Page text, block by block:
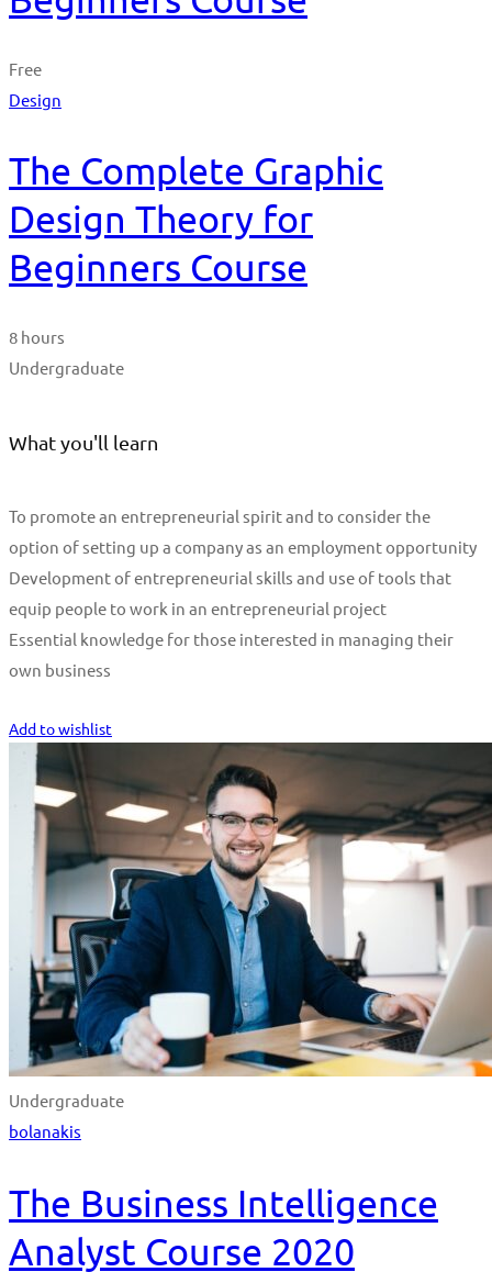
Free
Design
The Complete Graphic
Design Theory for
Beginners Course
8 hours
Undergraduate
What you'll learn
To promote an entrepreneurial spirit and to consider the
option of setting up a company as an employment opportunity
Development of entrepreneurial skills and use of tools that
equip people to work in an entrepreneurial project
Essential knowledge for those interested in managing their
own business
Add to wishlist
Undergraduate
bolanakis
The Business Intelligence
Analyst Course 2020